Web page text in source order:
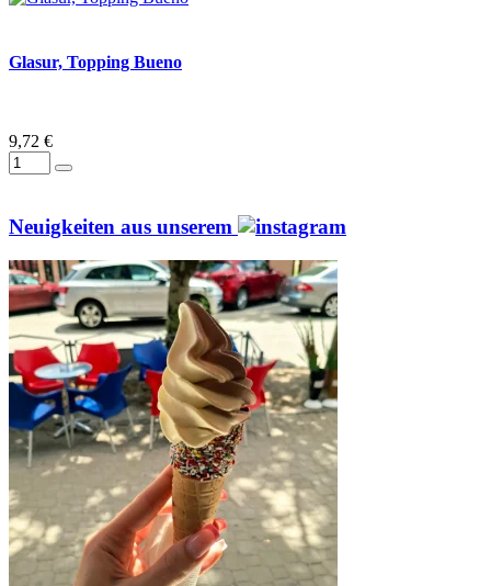
Glasur, Topping Bueno
9,72 €
Neuigkeiten aus unserem